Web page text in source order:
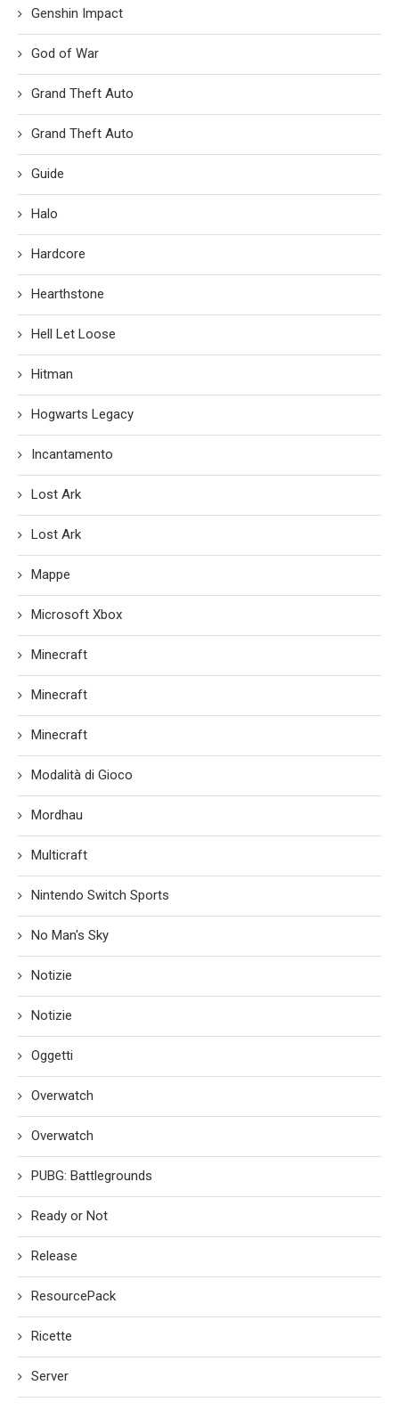
Genshin Impact
God of War
Grand Theft Auto
Grand Theft Auto
Guide
Halo
Hardcore
Hearthstone
Hell Let Loose
Hitman
Hogwarts Legacy
Incantamento
Lost Ark
Lost Ark
Mappe
Microsoft Xbox
Minecraft
Minecraft
Minecraft
Modalità di Gioco
Mordhau
Multicraft
Nintendo Switch Sports
No Man's Sky
Notizie
Notizie
Oggetti
Overwatch
Overwatch
PUBG: Battlegrounds
Ready or Not
Release
ResourcePack
Ricette
Server